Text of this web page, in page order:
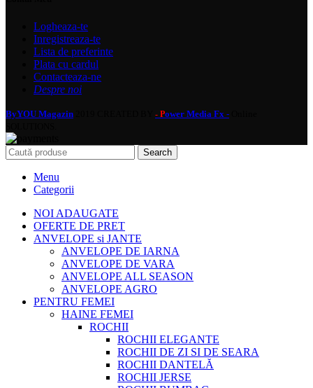
Logheaza-te
Inregistreaza-te
Lista de preferinte
Plata cu cardul
Contacteaza-ne
Despre noi
ByYOU Magazin - Power Media Fx -
Search
Menu
Categorii
NOI ADAUGATE
OFERTE DE PRET
ANVELOPE si JANTE
ANVELOPE DE IARNA
ANVELOPE DE VARA
ANVELOPE ALL SEASON
ANVELOPE AGRO
PENTRU FEMEI
HAINE FEMEI
ROCHII
ROCHII ELEGANTE
ROCHII DE ZI SI DE SEARA
ROCHII DANTELĂ
ROCHII JERSE